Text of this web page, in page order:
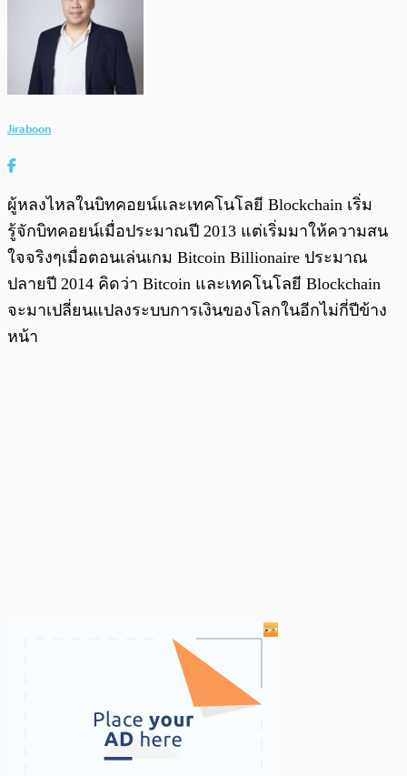
Jiraboon
ผู้หลงไหลในบิทคอยน์และเทคโนโลยี Blockchain เริ่ม
รู้จักบิทคอยน์เมื่อประมาณปี 2013 แต่เริ่มมาให้ความสน
ใจจริงๆเมื่อตอนเล่นเกม Bitcoin Billionaire ประมาณ
ปลายปี 2014 คิดว่า Bitcoin และเทคโนโลยี Blockchain
จะมาเปลี่ยนแปลงระบบการเงินของโลกในอีกไม่กี่ปีข้าง
หน้า